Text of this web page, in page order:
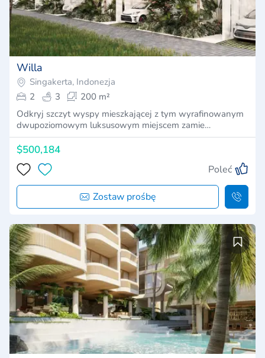
Willa
Singakerta, Indonezja
2
3
200 m²
Odkryj szczyt wyspy mieszkającej z tym wyrafinowanym
dwupoziomowym luksusowym miejscem zamie…
$500,184
Poleć
Zostaw prośbę